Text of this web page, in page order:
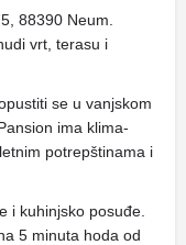
88390 Neum.
vrt, terasu i
se u vanjskom
ima klima-
potrepštinama i
i kuhinjsko posuđe.
5 minuta hoda od